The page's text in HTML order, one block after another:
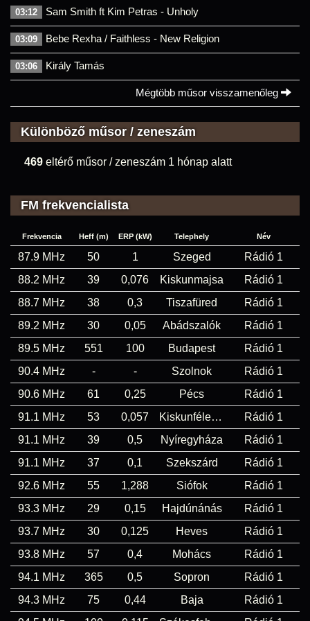
03:12 Sam Smith ft Kim Petras - Unholy
03:09 Bebe Rexha / Faithless - New Religion
03:06 Király Tamás
Mégtöbb műsor visszamenőleg
Különböző műsor / zeneszám
469 eltérő műsor / zeneszám 1 hónap alatt
FM frekvencialista
Frekvencia Heff (m) ERP (kW) Telephely Név
87.9 MHz 50 1 Szeged
Rádió 1
88.2 MHz
39 0,076 Kiskunmajsa
Rádió 1
88.7 MHz
38 0,3 Tiszafüred
Rádió 1
89.2 MHz
30 0,05 Abádszalók
Rádió 1
89.5 MHz
551 100 Budapest
Rádió 1
90.4 MHz
- - Szolnok
Rádió 1
90.6 MHz
61 0,25 Pécs
Rádió 1
91.1 MHz
53 0,057 Kiskunfélegyháza
Rádió 1
91.1 MHz
39 0,5 Nyíregyháza
Rádió 1
91.1 MHz
37 0,1 Szekszárd
Rádió 1
92.6 MHz
55 1,288 Siófok
Rádió 1
93.3 MHz
29 0,15 Hajdúnánás
Rádió 1
93.7 MHz
30 0,125 Heves
Rádió 1
93.8 MHz
57 0,4 Mohács
Rádió 1
94.1 MHz
365 0,5 Sopron
Rádió 1
94.3 MHz
75 0,44 Baja
Rádió 1